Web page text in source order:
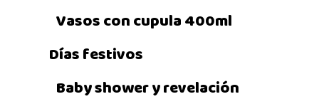
Vasos con cupula 400ml
Días festivos
Baby shower y revelación